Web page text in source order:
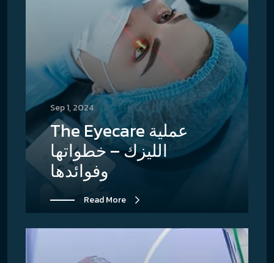
Sep 1, 2024
The Eyecare عملية
الليزك – خطواتها
وفوائدها
Read More